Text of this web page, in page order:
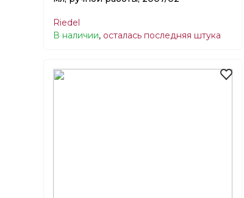
Riedel
В наличии, осталась последняя штука